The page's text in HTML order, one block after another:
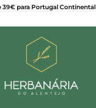
39€ para Portugal Continental